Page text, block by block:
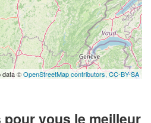
data ©OpenStreetMap contributors,CC-BY-SA
vous le meilleur